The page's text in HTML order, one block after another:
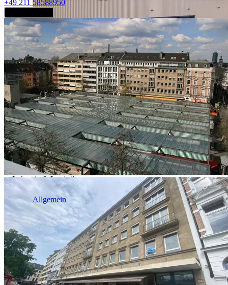
Industrie & Logistik
Allgemein
+49 211 58588950